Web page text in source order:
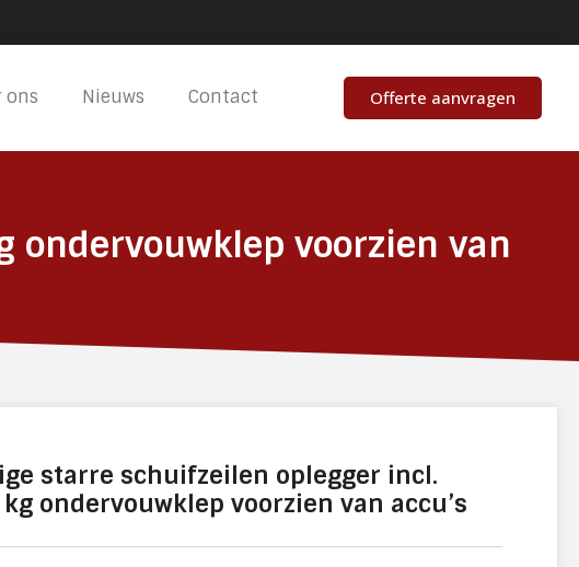
ons Nieuws Contact Offerte aanvragen
voorzien van
starre schuifzeilen oplegger incl.
ondervouwklep voorzien van accu’s